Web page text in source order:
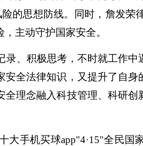
的思想防线。同时，詹发荣
主动守护国家安全。
、积极思考，不时就工作
全法律知识，又提升了自
理念融入科技管理、科研
大手机买球app"4·15"全民国